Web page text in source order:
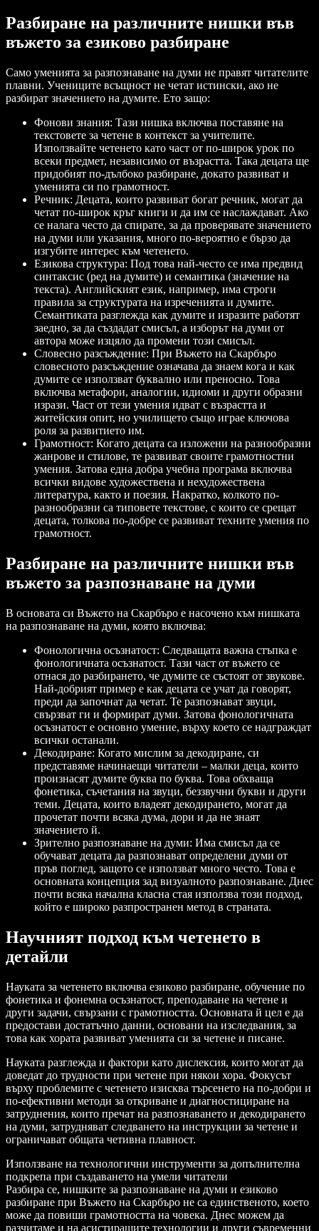
Разбиране на различните нишки във
въжето за езиково разбиране
Само уменията за разпознаване на думи не правят читателите
плавни. Учениците всъщност не четат истински, ако не
разбират значението на думите. Ето защо:
Фонови знания: Тази нишка включва поставяне на
текстовете за четене в контекст за учителите.
Използвайте четенето като част от по-широк урок по
всеки предмет, независимо от възрастта. Така децата ще
придобият по-дълбоко разбиране, докато развиват и
уменията си по грамотност.
Речник: Децата, които развиват богат речник, могат да
четат по-широк кръг книги и да им се наслаждават. Ако
се налага често да спирате, за да проверявате значението
на думи или указания, много по-вероятно е бързо да
изгубите интерес към четенето.
Езикова структура: Под това най-често се има предвид
синтаксис (ред на думите) и семантика (значение на
текста). Английският език, например, има строги
правила за структурата на изреченията и думите.
Семантиката разглежда как думите и изразите работят
заедно, за да създадат смисъл, а изборът на думи от
автора може изцяло да промени този смисъл.
Словесно разсъждение: При Въжето на Скaрбъро
словесното разсъждение означава да знаем кога и как
думите се използват буквално или преносно. Това
включва метафори, аналогии, идиоми и други образни
изрази. Част от тези умения идват с възрастта и
житейския опит, но училището също играе ключова
роля за развитието им.
Грамотност: Когато децата са изложени на разнообразни
жанрове и стилове, те развиват своите грамотностни
умения. Затова една добра учебна програма включва
всички видове художествена и нехудожествена
литература, както и поезия. Накратко, колкото по-
разнообразни са типовете текстове, с които се срещат
децата, толкова по-добре се развиват техните умения по
грамотност.
Разбиране на различните нишки във
въжето за разпознаване на думи
В основата си Въжето на Скaрбъро е насочено към нишката
на разпознаване на думи, която включва:
Фонологична осъзнатост: Следващата важна стъпка е
фонологичната осъзнатост. Тази част от въжето се
отнася до разбирането, че думите се състоят от звукове.
Най-добрият пример е как децата се учат да говорят,
преди да започнат да четат. Те разпознават звуци,
свързват ги и формират думи. Затова фонологичната
осъзнатост е основно умение, върху което се надграждат
всички останали.
Декодиране: Когато мислим за декодиране, си
представяме начинаещи читатели – малки деца, които
произнасят думите буква по буква. Това обхваща
фонетика, съчетания на звуци, беззвучни букви и други
теми. Децата, които владеят декодирането, могат да
прочетат почти всяка дума, дори и да не знаят
значението й.
Зрително разпознаване на думи: Има смисъл да се
обучават децата да разпознават определени думи от
пръв поглед, защото се използват много често. Това е
основната концепция зад визуалното разпознаване. Днес
почти всяка начална класна стая използва този подход,
който е широко разпространен метод в страната.
Научният подход към четенето в
детайли
Науката за четенето включва езиково разбиране, обучение по
фонетика и фонемна осъзнатост, преподаване на четене и
други задачи, свързани с грамотността. Основната й цел е да
предостави достатъчно данни, основани на изследвания, за
това как хората развиват уменията си за четене и писане.
Науката разглежда и фактори като дислексия, които могат да
доведат до трудности при четене при някои хора. Фокусът
върху проблемите с четенето изисква търсенето на по-добри и
по-ефективни методи за откриване и диагностициране на
затруднения, които пречат на разпознаването и декодирането
на думи, затрудняват следването на инструкции за четене и
ограничават общата четивна плавност.
Използване на технологични инструменти за допълнителна
подкрепа при създаването на умели читатели
Разбира се, нишките за разпознаване на думи и езиково
разбиране при Въжето на Скaрбъро не са единственото, което
може да повиши грамотността на човека. Днес можем да
разчитаме и на асистиращите технологии и други съвременни